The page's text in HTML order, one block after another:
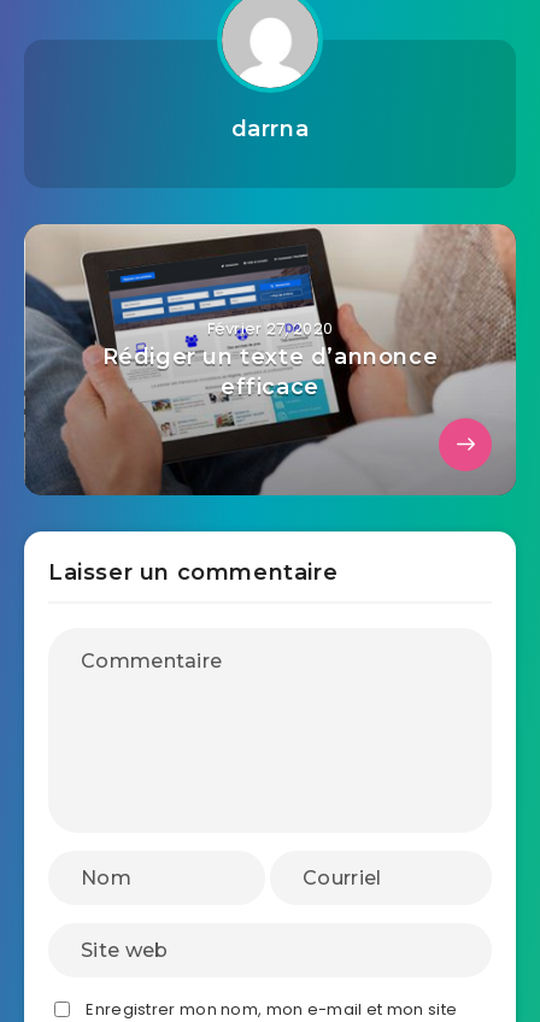
darrna
Février 27, 2020
Rédiger un texte d’annonce
efficace
Laisser un commentaire
Enregistrer mon nom, mon e-mail et mon site